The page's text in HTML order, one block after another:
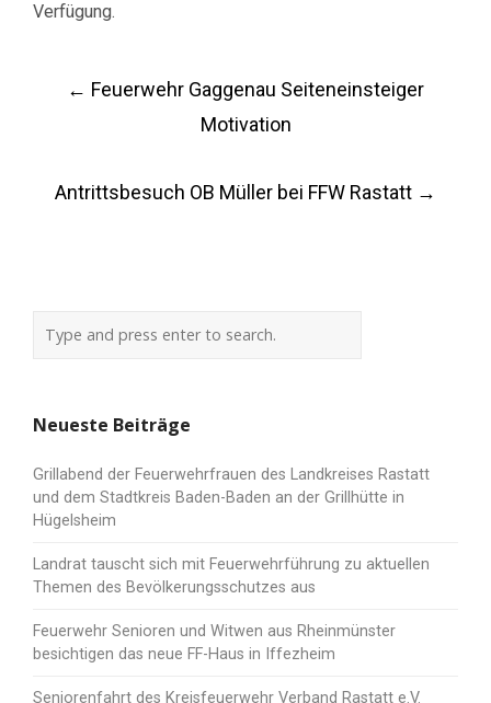
Verfügung.
Post
navigation
← Feuerwehr Gaggenau Seiteneinsteiger
Motivation
Antrittsbesuch OB Müller bei FFW Rastatt →
Neueste Beiträge
Grillabend der Feuerwehrfrauen des Landkreises Rastatt
und dem Stadtkreis Baden-Baden an der Grillhütte in
Hügelsheim
Landrat tauscht sich mit Feuerwehrführung zu aktuellen
Themen des Bevölkerungsschutzes aus
Feuerwehr Senioren und Witwen aus Rheinmünster
besichtigen das neue FF-Haus in Iffezheim
Seniorenfahrt des Kreisfeuerwehr Verband Rastatt e.V.